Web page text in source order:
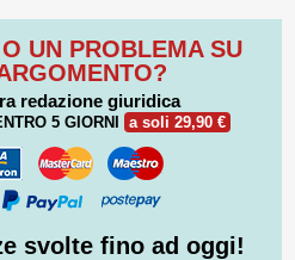
UN PROBLEMA SU
redazione giuridica
5 GIORNI a soli 29,90 €
svolte fino ad oggi!